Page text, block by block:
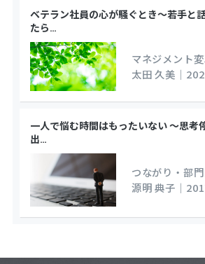
ベテラン社員の心が騒ぐとき～若手と
たら…
マネジメント
太田 久美 ｜
一人で悩む時間はもったいない ～思考
出…
つながり・部
源明 典子 ｜